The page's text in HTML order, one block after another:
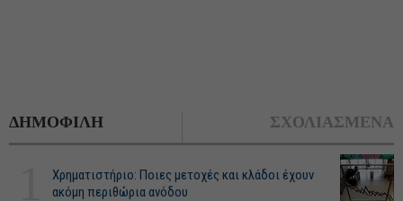
ΔΗΜΟΦΙΛΗ ΣΧΟΛΙΑΣΜΕΝΑ
Χρηματιστήριο: Ποιες μετοχές και κλάδοι έχουν
ακόμη περιθώρια ανόδου